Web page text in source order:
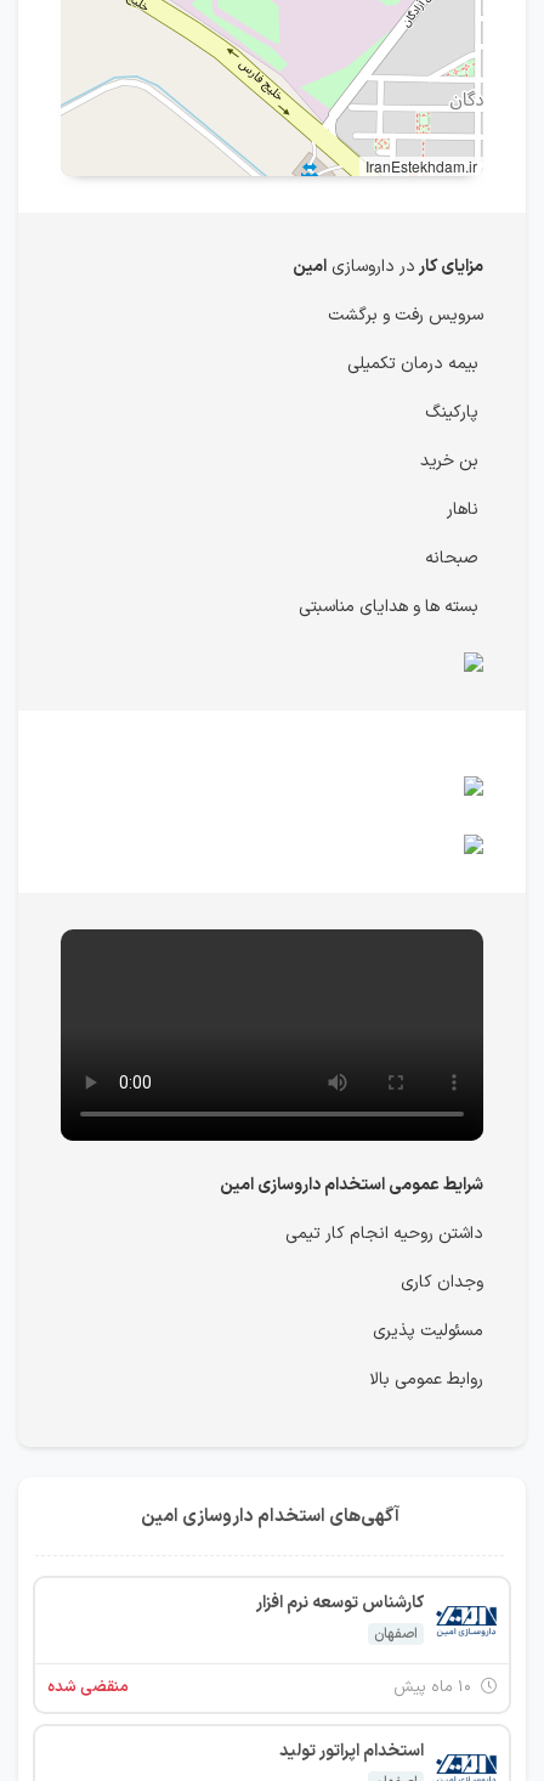
IranEstekhdam.ir
مزایای کاردر داروسازی امین
سرویس رفت و برگشت
بیمه درمان تکمیلی
پارکینگ
بن خرید
ناهار
صبحانه
بسته ها و هدایای مناسبتی
شرایط عمومی استخدام داروسازی امین
داشتن روحیه انجام کار تیمی
وجدان کاری
مسئولیت پذیری
روابط عمومی بالا
آگهی‌های استخدام داروسازی امین
کارشناس توسعه نرم افزار
اصفهان
منقضی شده
استخدام اپراتور تولید